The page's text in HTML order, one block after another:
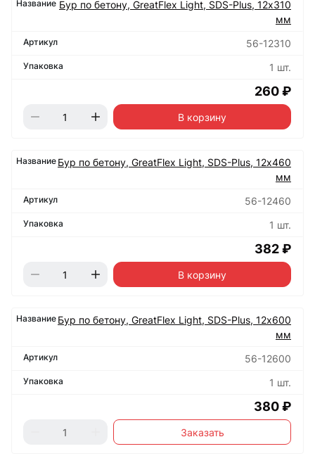
Бур по бетону, GreatFlex Light, SDS-Plus, 12х310
мм
56-12310
1 шт.
260 ₽
В корзину
Бур по бетону, GreatFlex Light, SDS-Plus, 12х460
мм
56-12460
1 шт.
382 ₽
В корзину
Бур по бетону, GreatFlex Light, SDS-Plus, 12х600
мм
56-12600
1 шт.
380 ₽
Заказать